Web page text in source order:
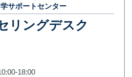
サポートセンター
リングデスク
18:00